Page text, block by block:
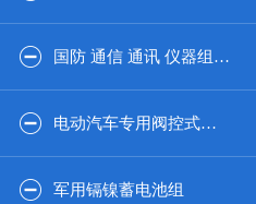
国防 通信 通讯 仪器组合系列
电动汽车专用阀控式密封铅酸蓄电池
军用镉镍蓄电池组